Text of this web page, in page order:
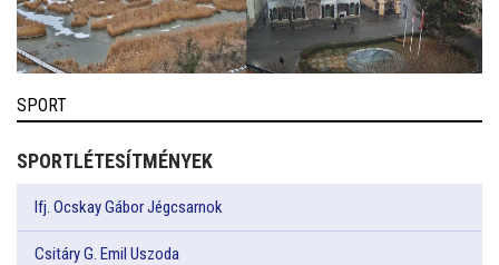
SPORT
SPORTLÉTESÍTMÉNYEK
Ifj. Ocskay Gábor Jégcsarnok
Csitáry G. Emil Uszoda